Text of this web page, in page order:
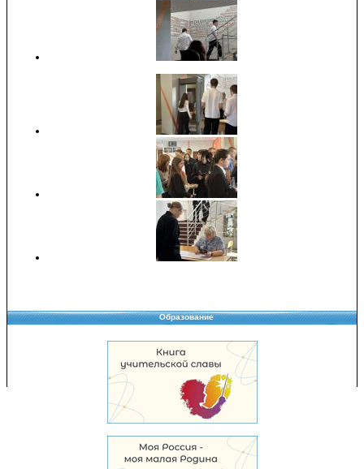
Образование
Copyright © 2008-2026 Управление образования
Перепечатка и использование материалов возможны только с разрешения
Управления образования.
103,949,445 уникальных посетителей